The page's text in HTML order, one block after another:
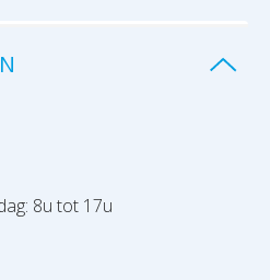
8u tot 17u